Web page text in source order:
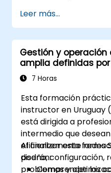
proyecto de
describe la
basada en el
Open vSwitch y
curso es comprender
básicas y la
diversas tecnologías
en OpenStack,
sobre OVN y sus
herramientas.
de red y/o de solución
concernientes a
OpenStack. Es
soluciones SDN
Bridge u OvS.
Leer más...
Gestión y
amplia definidas
7 Horas
Esta formación
instructor en Uruguay
está dirigida a
intermedio que
eficientemente redes
diseño, configuración,
problemas y
Al finalizar esta
podrán:
Comprender los